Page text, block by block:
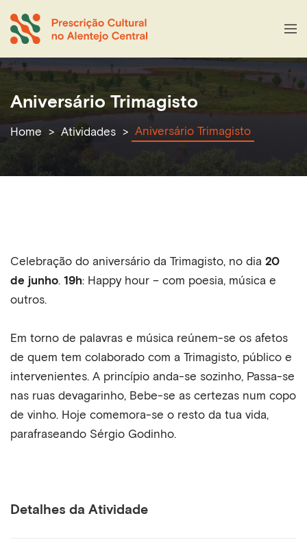
Aniversário Trimagisto
Home Atividades Aniversário Trimagisto
Celebração do aniversário da Trimagisto, no dia 20
de junho. 19h: Happy hour – com poesia, música e
outros.
Em torno de palavras e música reúnem-se os afetos
de quem tem colaborado com a Trimagisto, público e
intervenientes. A princípio anda-se sozinho, Passa-se
nas ruas devagarinho, Bebe-se as certezas num copo
de vinho. Hoje comemora-se o resto da tua vida,
parafraseando Sérgio Godinho.
Detalhes da Atividade